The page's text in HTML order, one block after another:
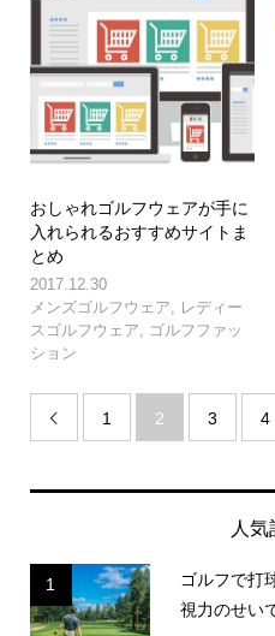
おしゃれゴルフウェアが手に
入れられるおすすめサイトま
とめ
2017.12.30
メンズゴルフウェア, レディー
スゴルフウェア, ゴルフファッ
ション
 1 2 3 4
人
1
ゴルフで打
視力のせい